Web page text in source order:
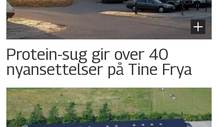
Protein-sug gir over 40
nyansettelser på Tine Frya